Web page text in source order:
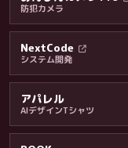
料金・保証・ご案内
防犯カメラ
NextCode
システム開発
アパレル
AIデザインTシャツ